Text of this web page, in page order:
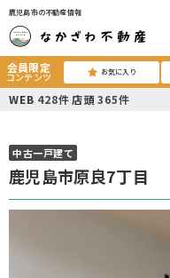
鹿児島市の不動産情報
会員限定
コンテンツ お気に入り
WEB 428件 店頭365件
中古一戸建て
鹿児島市原良7丁目